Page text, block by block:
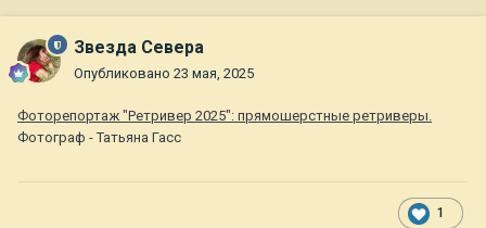
Звезда Севера
Опубликовано 23 мая, 2025
Фоторепортаж "Ретривер 2025": прямошерстные ретриверы.
Фотограф - Татьяна Гасс
1